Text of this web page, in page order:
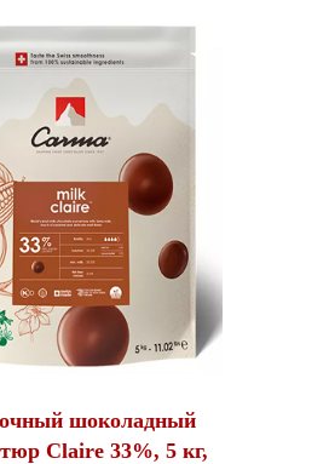
шоколадный
Claire 33%, 5 кг,